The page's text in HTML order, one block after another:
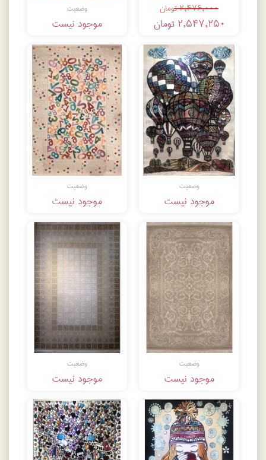
۲,۴۷۶,۰۰۰ تومان
۲,۵۴۷,۲۵۰ تومان
وضعیت
موجود نیست
وضعیت
موجود نیست
وضعیت
موجود نیست
وضعیت
موجود نیست
وضعیت
موجود نیست